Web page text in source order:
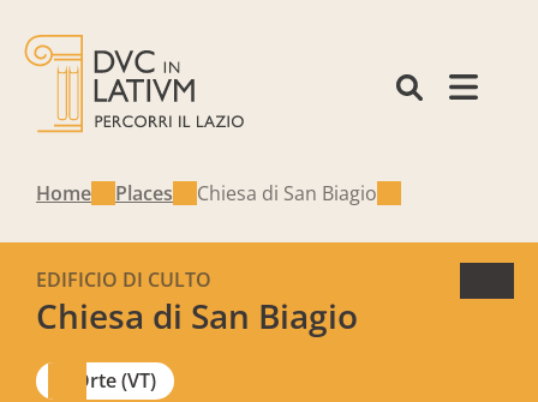
Home Places Chiesa di San Biagio
Chiesa di San Biagio
EDIFICIO DI CULTO
Orte (VT)